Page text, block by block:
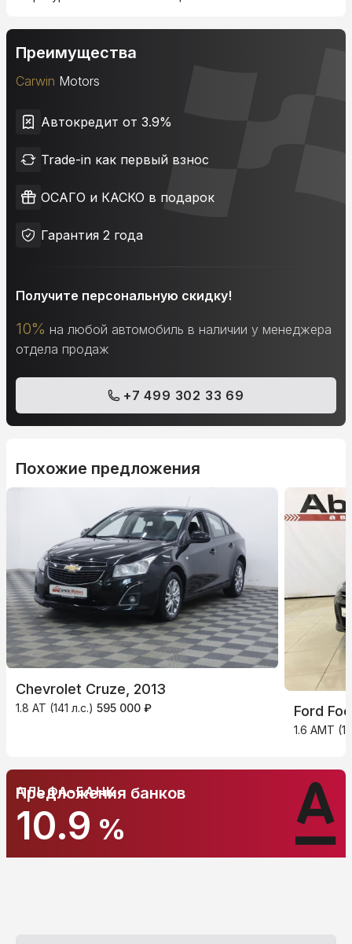
Преимущества
Carwin Motors
Автокредит от 3.9%
Trade-in как первый взнос
ОСАГО и КАСКО в подарок
Гарантия 2 года
Получите персональную скидку!
10% на любой автомобиль в наличии у менеджера
отдела продаж
+7 499 302 33 69
Похожие предложения
Chevrolet Cruze, 2013
1.8 AT (141 л.с.) 595 000 ₽ Ford
1.6 AMT
АЛЬФА-БАНК
10.9 %
Предложения банков